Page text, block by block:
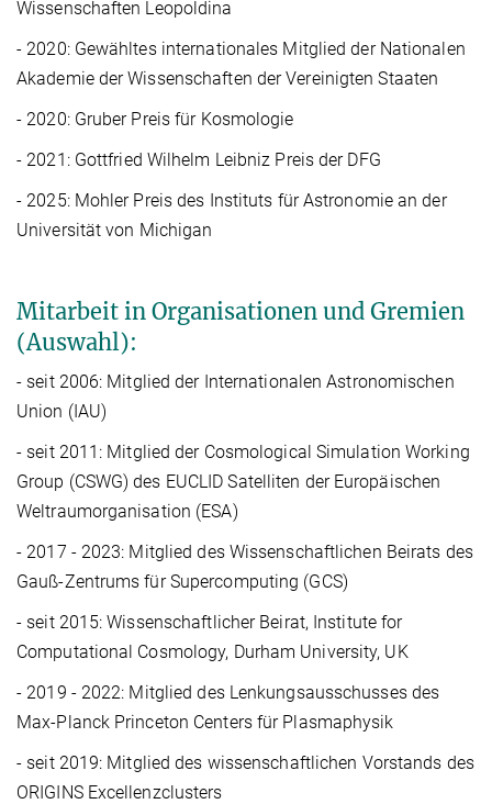
Wissenschaften Leopoldina
- 2020: Gewähltes internationales Mitglied der Nationalen
Akademie der Wissenschaften der Vereinigten Staaten
- 2020: Gruber Preis für Kosmologie
- 2021: Gottfried Wilhelm Leibniz Preis der DFG
- 2025: Mohler Preis des Instituts für Astronomie an der
Universität von Michigan
Mitarbeit in Organisationen und Gremien
(Auswahl):
- seit 2006: Mitglied der Internationalen Astronomischen
Union (IAU)
- seit 2011: Mitglied der Cosmological Simulation Working
Group (CSWG) des EUCLID Satelliten der Europäischen
Weltraumorganisation (ESA)
- 2017 - 2023: Mitglied des Wissenschaftlichen Beirats des
Gauß-Zentrums für Supercomputing (GCS)
- seit 2015: Wissenschaftlicher Beirat, Institute for
Computational Cosmology, Durham University, UK
- 2019 - 2022: Mitglied des Lenkungsausschusses des
Max-Planck Princeton Centers für Plasmaphysik
- seit 2019: Mitglied des wissenschaftlichen Vorstands des
ORIGINS Excellenzclusters